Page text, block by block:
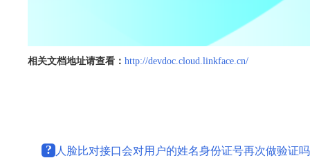
相关文档地址请查看： http://devdoc.cloud.linkface.cn/
? 人脸比对接口会对用户的姓名身份证号再次做验证